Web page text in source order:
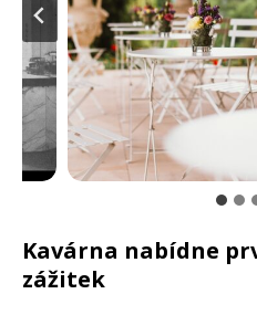
Kavárna nabídne
zážitek